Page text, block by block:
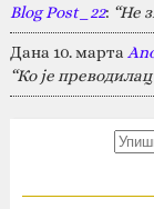
Blog Post_22: “Не
Дана 10. марта
“Ко је